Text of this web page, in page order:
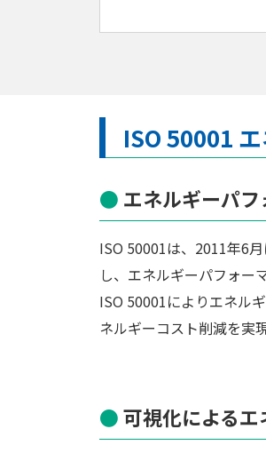
ISO 50001
エネルギーパ
ISO 50001は、2011年6
し、エネルギーパフォー
ISO 50001によりエネル
ネルギーコスト削減を実
可視化によるエ